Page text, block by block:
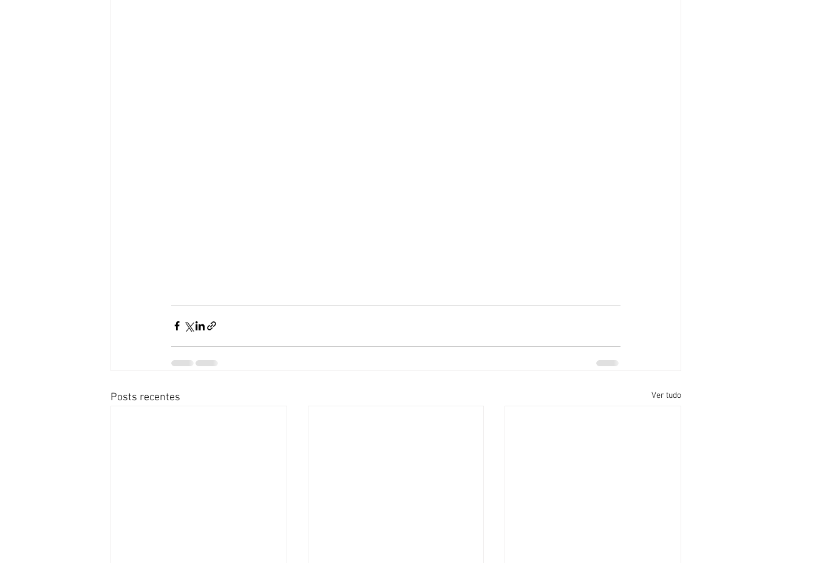
Posts recentes Ver tudo